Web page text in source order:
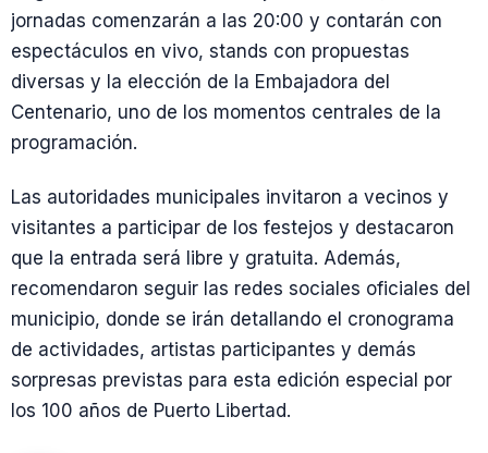
jornadas comenzarán a las 20:00 y contarán con
espectáculos en vivo, stands con propuestas
diversas y la elección de la Embajadora del
Centenario, uno de los momentos centrales de la
programación.
Las autoridades municipales invitaron a vecinos y
visitantes a participar de los festejos y destacaron
que la entrada será libre y gratuita. Además,
recomendaron seguir las redes sociales oficiales del
municipio, donde se irán detallando el cronograma
de actividades, artistas participantes y demás
sorpresas previstas para esta edición especial por
los 100 años de Puerto Libertad.